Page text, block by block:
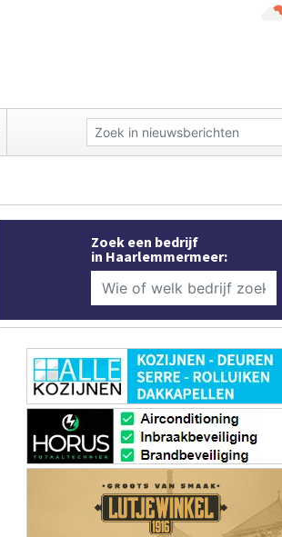
Zoek een bedrijf
in Haarlemmermeer: